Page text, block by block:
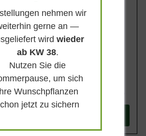
Standort
Lieferbar
nehmen wir
gerne an —
wirdwieder
ab KW 38.
Nutzen Sie die
um sich
Wunschpflanzen
jetzt zu sichern